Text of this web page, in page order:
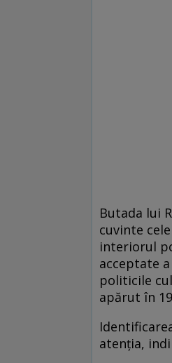
Butada lui
cuvinte
interiorul
acceptate
politicile
apărut în
atenţia,